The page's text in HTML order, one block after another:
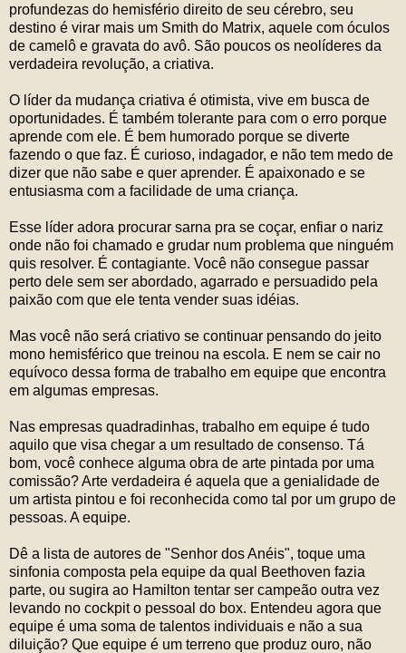
profundezas do hemisfério direito de seu cérebro, seu
destino é virar mais um Smith do Matrix, aquele com óculos
de camelô e gravata do avô. São poucos os neolíderes da
verdadeira revolução, a criativa.
O líder da mudança criativa é otimista, vive em busca de
oportunidades. É também tolerante para com o erro porque
aprende com ele. É bem humorado porque se diverte
fazendo o que faz. É curioso, indagador, e não tem medo de
dizer que não sabe e quer aprender. É apaixonado e se
entusiasma com a facilidade de uma criança.
Esse líder adora procurar sarna pra se coçar, enfiar o nariz
onde não foi chamado e grudar num problema que ninguém
quis resolver. É contagiante. Você não consegue passar
perto dele sem ser abordado, agarrado e persuadido pela
paixão com que ele tenta vender suas idéias.
Mas você não será criativo se continuar pensando do jeito
mono hemisférico que treinou na escola. E nem se cair no
equívoco dessa forma de trabalho em equipe que encontra
em algumas empresas.
Nas empresas quadradinhas, trabalho em equipe é tudo
aquilo que visa chegar a um resultado de consenso. Tá
bom, você conhece alguma obra de arte pintada por uma
comissão? Arte verdadeira é aquela que a genialidade de
um artista pintou e foi reconhecida como tal por um grupo de
pessoas. A equipe.
Dê a lista de autores de "Senhor dos Anéis", toque uma
sinfonia composta pela equipe da qual Beethoven fazia
parte, ou sugira ao Hamilton tentar ser campeão outra vez
levando no cockpit o pessoal do box. Entendeu agora que
equipe é uma soma de talentos individuais e não a sua
diluição? Que equipe é um terreno que produz ouro, não